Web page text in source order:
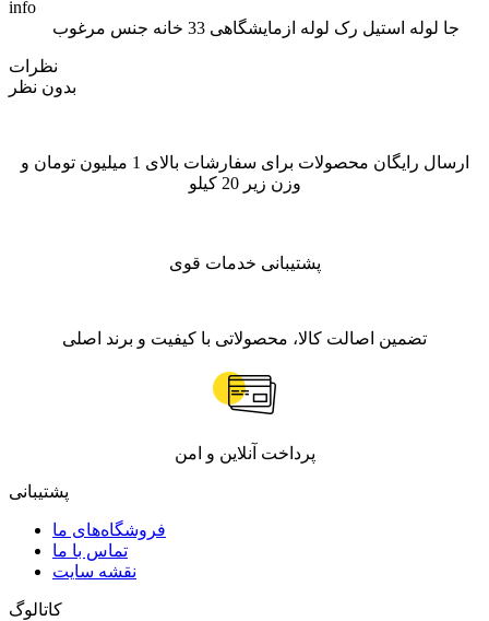
info
جا لوله استیل رک لوله ازمایشگاهی 33 خانه جنس مرغوب
نظرات
بدون نظر
ارسال رایگان محصولات برای سفارشات بالای 1 میلیون تومان و
وزن زیر 20 کیلو
پشتیبانی خدمات قوی
تضمین اصالت کالا، محصولاتی با کیفیت و برند اصلی
پرداخت آنلاین و امن
پشتیبانی
فروشگاه‌های ما
تماس با ما
نقشه سایت
کاتالوگ